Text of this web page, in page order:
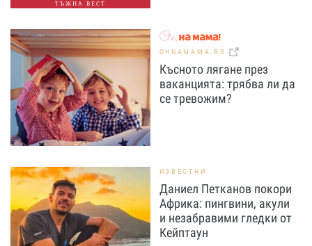
ТЪЖНА ВЕСТ
OHNAMAMA.BG
Късното лягане през
ваканцията: трябва ли да
се тревожим?
ИЗВЕСТНИ
Даниел Петканов покори
Африка: пингвини, акули
и незабравими гледки от
Кейптаун